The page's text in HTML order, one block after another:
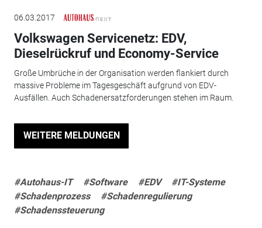
06.03.2017
Volkswagen Servicenetz: EDV,
Dieselrückruf und Economy-Service
Große Umbrüche in der Organisation werden flankiert durch
massive Probleme im Tagesgeschäft aufgrund von EDV-
Ausfällen. Auch Schadenersatzforderungen stehen im Raum.
WEITERE MELDUNGEN
#Autohaus-IT #Software #EDV
#IT-Systeme
#Schadenprozess
#Schadenregulierung
#Schadenssteuerung